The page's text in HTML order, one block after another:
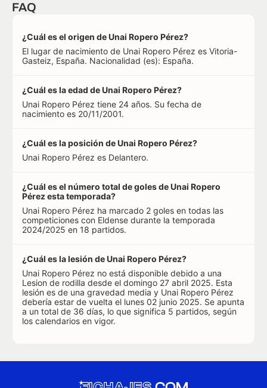
FAQ
¿Cuál es el origen de Unai Ropero Pérez?
El lugar de nacimiento de Unai Ropero Pérez es Vitoria-
Gasteiz, España. Nacionalidad (es): España.
¿Cuál es la edad de Unai Ropero Pérez?
Unai Ropero Pérez tiene 24 años. Su fecha de
nacimiento es 20/11/2001.
¿Cuál es la posición de Unai Ropero Pérez?
Unai Ropero Pérez es Delantero.
¿Cuál es el número total de goles de Unai Ropero
Pérez esta temporada?
Unai Ropero Pérez ha marcado 2 goles en todas las
competiciones con Eldense durante la temporada
2024/2025 en 18 partidos.
¿Cuál es la lesión de Unai Ropero Pérez?
Unai Ropero Pérez no está disponible debido a una
Lesion de rodilla desde el domingo 27 abril 2025. Esta
lesión es de una gravedad media y Unai Ropero Pérez
debería estar de vuelta el lunes 02 junio 2025. Se apunta
a un total de 36 días, lo que significa 5 partidos, según
los calendarios en vigor.